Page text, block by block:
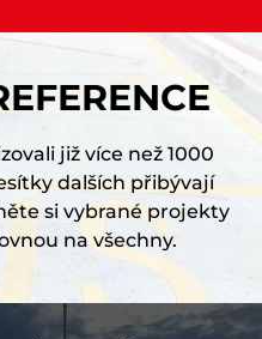
již více než 1000
dalších přibývají
si vybrané projekty
na všechny.